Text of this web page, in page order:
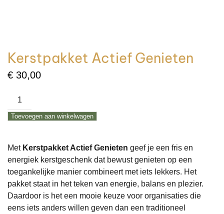
Kerstpakket Actief Genieten
€ 30,00
Kerstpakket
Genieten
Toevoegen aan winkelwagen
Met Kerstpakket Actief Genieten geef je een fris en
energiek kerstgeschenk dat bewust genieten op een
toegankelijke manier combineert met iets lekkers. Het
pakket staat in het teken van energie, balans en plezier.
Daardoor is het een mooie keuze voor organisaties die
eens iets anders willen geven dan een traditioneel